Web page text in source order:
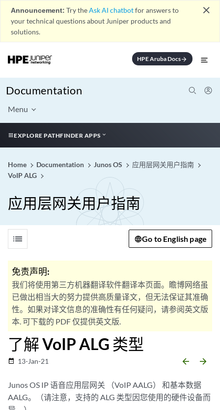
Announcement: Try theAsk AI chatbotfor answers to
your technical questions about Juniper products and
solutions.
close
HPE Aruba Docsarrow_forward
Documentation
Menu
EXPLORE PATHFINDER APPS
Home Documentation Junos OS
应用层网关用户指南
VoIP ALG
应用层网关用户指南
list Go to English page
免责声明:
我们将使用第三方机器翻译软件翻译本页面。瞻博网络虽
已做出相当大的努力提供高质量译文，但无法保证其准确
性。如果对译文信息的准确性有任何疑问，请参阅英文版
本. 可下载的 PDF 仅提供英文版.
了解 VoIP ALG 类型
date_range 13-Jan-21 arrow_backward arrow_forward
Junos OS IP 语音应用层网关 （VoIP AALG） 和基本数据
AALG。（请注意，支持的 ALG 类型因您使用的硬件设备而